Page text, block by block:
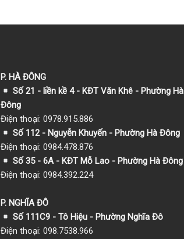
P. HÀ ĐÔNG
Số 21 - liền kề 4 - KĐT Văn Khê - Phường Hà
Đông
Điện thoại: 0978.915.886
Số 112 - Nguyễn Khuyến - Phường Hà Đông
Điện thoại: 0984.478.876
Số 35 - 6A - KĐT Mỗ Lao - Phường Hà Đông
Điện thoại: 0984.392.224
P. NGHĨA ĐÔ
Số 111C9 - Tô Hiệu - Phường Nghĩa Đô
Điện thoại: 098.7538.966